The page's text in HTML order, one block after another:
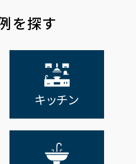
を探す
キッチン